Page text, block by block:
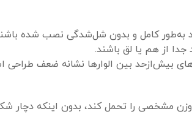
به‌طور کامل و بدون شل‌شدگی نصب شده
جدا از هم یا لق باشند.
بیش‌ازحد بین الوارها نشانه ضعف طراحی
وزن مشخصی را تحمل کند، بدون اینکه دچار